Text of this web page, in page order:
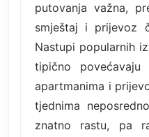
putovanja važna,
smještaj i prijevoz
Nastupi popularnih
tipično povećavaju
apartmanima i
tjednima
znatno rastu, pa